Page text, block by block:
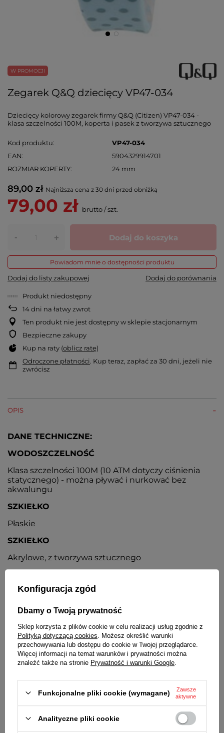
W PROMOCJI
Zegarek Q&Q dziecięcy VP47-034
Dziecięcy kolorowy zegarek firmy Q&Q (Citizen) VP47-034 -
klasa szczelności 100M, koperta i pasek z tworzywa sztucznego
Kod produktu
VP47-034
EAN
5904329914701
ROZMIAR KOPERTY
24 mm
89,00 zł Najniższa cena z 30 dni przed obniżką
79,00 zł brutto/szt.
- + Dodaj do koszyka
Powiadom mnie o dostępności produktu
Dodaj do listy zakupowej Dodaj do porównania
Produkt niedostępny
14dni na łatwy zwrot
Ten produkt nie jest dostępny w sklepie stacjonarnym
Bezpieczne zakupy
Kup na raty (oblicz ratę)
Odroczone płatności. Kup teraz, zapłać za 30 dni, jeżeli nie
zwrócisz
OPIS
DANE TECHNICZNE:
WODOSZCZELNOŚĆ
Klasa szczelności 100M (10 ATM dotyczy ciśnienia
statycznego) - można pływać i nurkować bez
akwalungu
SZKIEŁKO
Płaskie
SZKIEŁKO
Akrylowe, z tworzywa sztucznego
Wysokiej jakości tworzywo sztuczne o dużej
Tworzywo sztuczne, dwukolorowy
ZAPIĘCIE
Klasyczne, na sprzączkę
Orientacyjny czas działania zegarka bez
MECHANIZM
Konfiguracja zgód
Dbamy o Twoją prywatność
Sklep korzysta z plików cookie w celu realizacji usług zgodnie z
Polityką dotyczącą cookies . Możesz określić warunki
przechowywania lub dostępu do cookie w Twojej przeglądarce.
Więcej informacji na temat warunków i prywatności można
znaleźć także na stronie Prywatność i warunki Google
Funkcjonalne pliki cookie (wymagane)
Zawsze
aktywne
Analityczne pliki cookie